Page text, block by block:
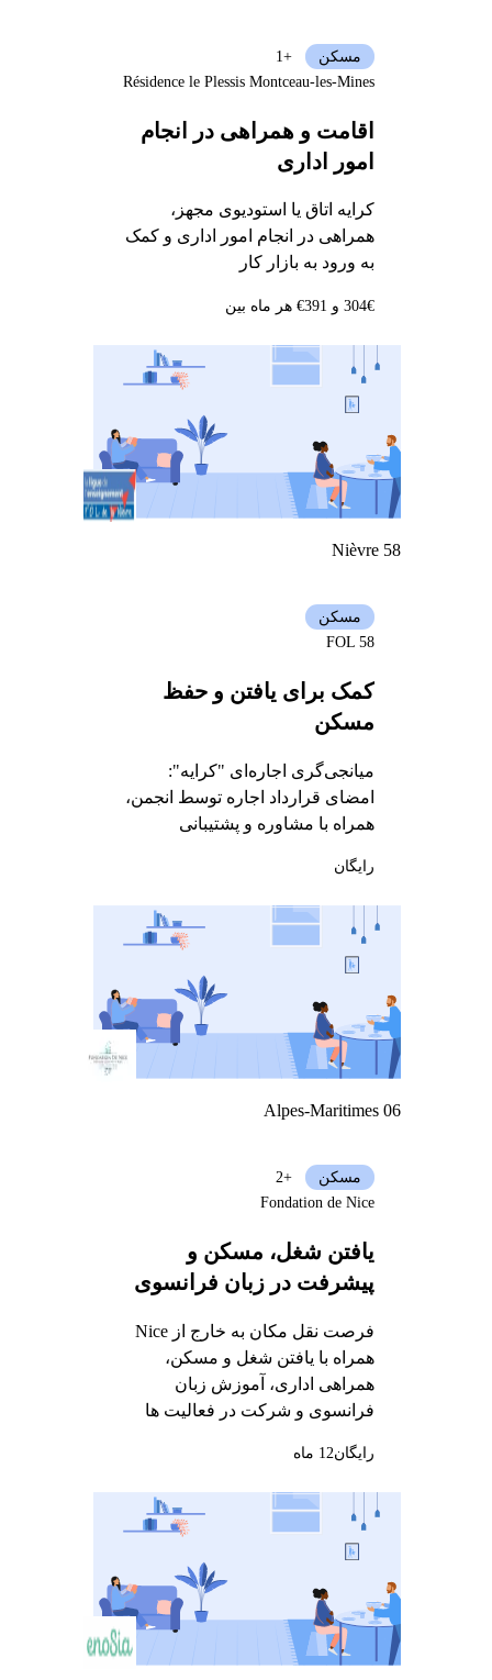
اقامت و همراهی در انجام
امور اداری
کرایه اتاق یا استودیوی مجهز،
همراهی در انجام امور اداری و کمک
به ورود به بازار کار
مسکن
+1
Résidence le Plessis Montceau-les-Mines
304€ و 391€ هر ماه بین
Nièvre 58
کمک برای یافتن و حفظ
مسکن
میانجی‌گری اجاره‌ای "کرایه":
امضای قرارداد اجاره توسط انجمن،
همراه با مشاوره و پشتیبانی
مسکن
FOL 58
رایگان
Alpes-Maritimes 06
یافتن شغل، مسکن و
پیشرفت در زبان فرانسوی
فرصت نقل مکان به خارج از Nice
همراه با یافتن شغل و مسکن،
همراهی اداری، آموزش زبان
فرانسوی و شرکت در فعالیت ها
مسکن
+2
Fondation de Nice
رایگان12 ماه